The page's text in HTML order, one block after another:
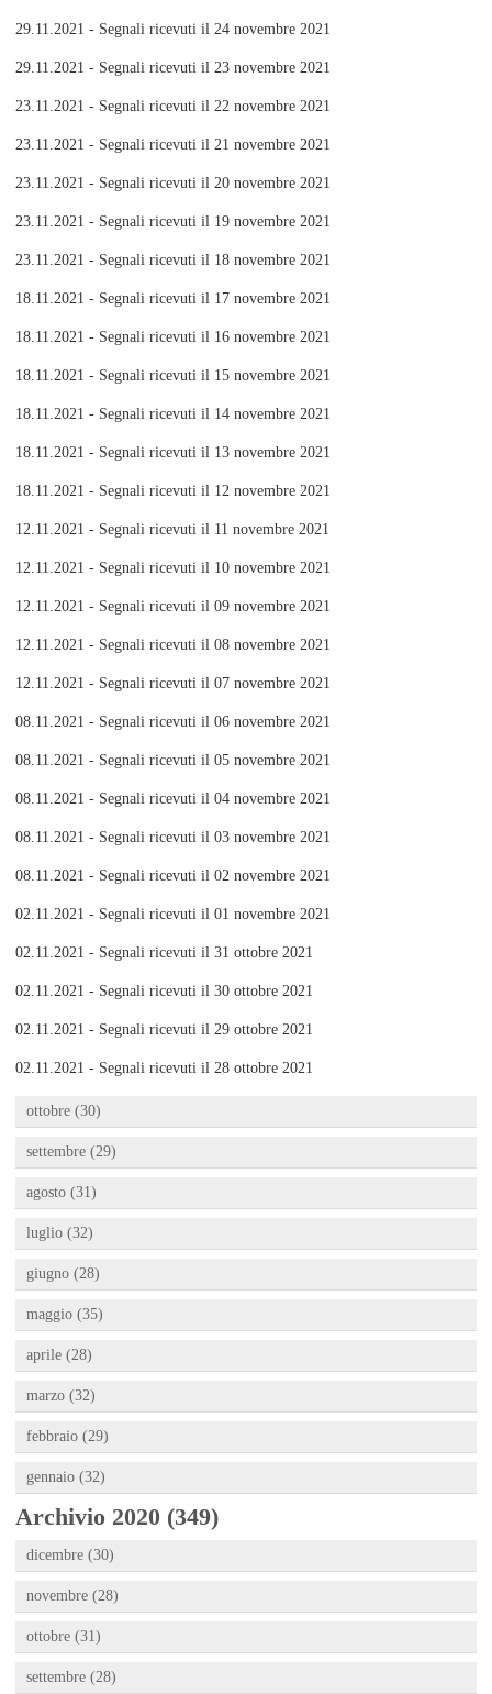
29.11.2021 - Segnali ricevuti il 24 novembre 2021
29.11.2021 - Segnali ricevuti il 23 novembre 2021
23.11.2021 - Segnali ricevuti il 22 novembre 2021
23.11.2021 - Segnali ricevuti il 21 novembre 2021
23.11.2021 - Segnali ricevuti il 20 novembre 2021
23.11.2021 - Segnali ricevuti il 19 novembre 2021
23.11.2021 - Segnali ricevuti il 18 novembre 2021
18.11.2021 - Segnali ricevuti il 17 novembre 2021
18.11.2021 - Segnali ricevuti il 16 novembre 2021
18.11.2021 - Segnali ricevuti il 15 novembre 2021
18.11.2021 - Segnali ricevuti il 14 novembre 2021
18.11.2021 - Segnali ricevuti il 13 novembre 2021
18.11.2021 - Segnali ricevuti il 12 novembre 2021
12.11.2021 - Segnali ricevuti il 11 novembre 2021
12.11.2021 - Segnali ricevuti il 10 novembre 2021
12.11.2021 - Segnali ricevuti il 09 novembre 2021
12.11.2021 - Segnali ricevuti il 08 novembre 2021
12.11.2021 - Segnali ricevuti il 07 novembre 2021
08.11.2021 - Segnali ricevuti il 06 novembre 2021
08.11.2021 - Segnali ricevuti il 05 novembre 2021
08.11.2021 - Segnali ricevuti il 04 novembre 2021
08.11.2021 - Segnali ricevuti il 03 novembre 2021
08.11.2021 - Segnali ricevuti il 02 novembre 2021
02.11.2021 - Segnali ricevuti il 01 novembre 2021
02.11.2021 - Segnali ricevuti il 31 ottobre 2021
02.11.2021 - Segnali ricevuti il 30 ottobre 2021
02.11.2021 - Segnali ricevuti il 29 ottobre 2021
02.11.2021 - Segnali ricevuti il 28 ottobre 2021
ottobre (30)
settembre (29)
agosto (31)
luglio (32)
giugno (28)
maggio (35)
aprile (28)
marzo (32)
febbraio (29)
gennaio (32)
Archivio 2020 (349)
dicembre (30)
novembre (28)
ottobre (31)
settembre (28)